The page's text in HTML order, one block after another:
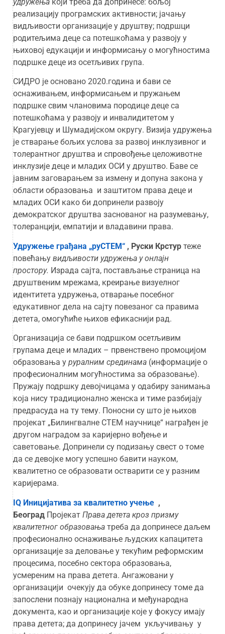
реализацију програмских активности; јачању
видљивости организације у друштву; подршци
родитељима деце са потешкоћама у развоју у
њиховој едукацији и информисању о могућностима
подршке деце из осетљивих група.
СИДРО је основано 2020.година и бави се
оснаживањем, информисањем и пружањем
подршке свим члановима породице деце са
потешкоћама у развоју и инвалидитетом у
Крагујевцу и Шумадијском округу. Визија удружења
је стварање бољих услова за развој инклузивног и
толерантног друштва и спровођење целоживотне
инклузије деце и младих ОСИ у друштво. Баве се
јавним заговарањем за измену и допуна закона у
области образовања и заштитом права деце и
младих ОСИ како би допринели развоју
демократског друштва заснованог на разумевању,
толеранцији, емпатији и владавини права.
Удружење грађана „руСТЕМ“ , Руски Крстур теже
повећању видљивости удружења у онлајн
простору. Израда сајта, постављање страница на
друштвеним мрежама, креирање визуелног
идентитета удружења, отварање посебног
едукативног дела на сајту повезаног са правима
детета, омогућиће њихов ефикаснији рад.
Организација се бави подршком осетљивим
групама деце и младих – првенствено промоцијом
образовања у руралним срединама (информације о
професионалним могућностима за образовање).
Пружају подршку девојчицама у одабиру занимања
која нису традиционално женска и тиме разбијају
предрасуда на ту тему. Поносни су што је њихов
пројекат „Билингвалне СТЕМ научнице“ награђен је
другом наградом за каријерно вођење и
саветовање. Допринели су подизању свест о томе
да се девојке могу успешно бавити науком,
квалитетно се образовати остварити се у разним
каријерама.
IQ Иницијатива за квалитетно учење ,
Београд Пројекат Права детета кроз призму
квалитетног образовања треба да допринесе даљем
професионално оснаживање људских капацитета
организације за деловање у текућим реформским
процесима, посебно сектора образовања,
усмереним на права детета. Ангажовани у
организацији очекују да обуке допринесу томе да
запослени познају национална и међународна
документа, као и организације које у фокусу имају
права детета; да допринесу јачем укључивању у